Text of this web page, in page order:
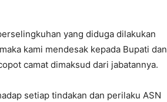
yang diduga dilakukan
kami mendesak kepada Bupati dan
camat dimaksud dari jabatannya.
setiap tindakan dan perilaku ASN